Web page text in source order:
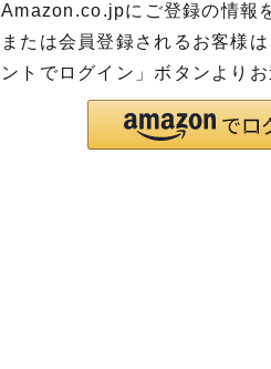
Amazon.co.jpにご登録の情報
または会員登録されるお客様
ントでログイン」ボタンよりお